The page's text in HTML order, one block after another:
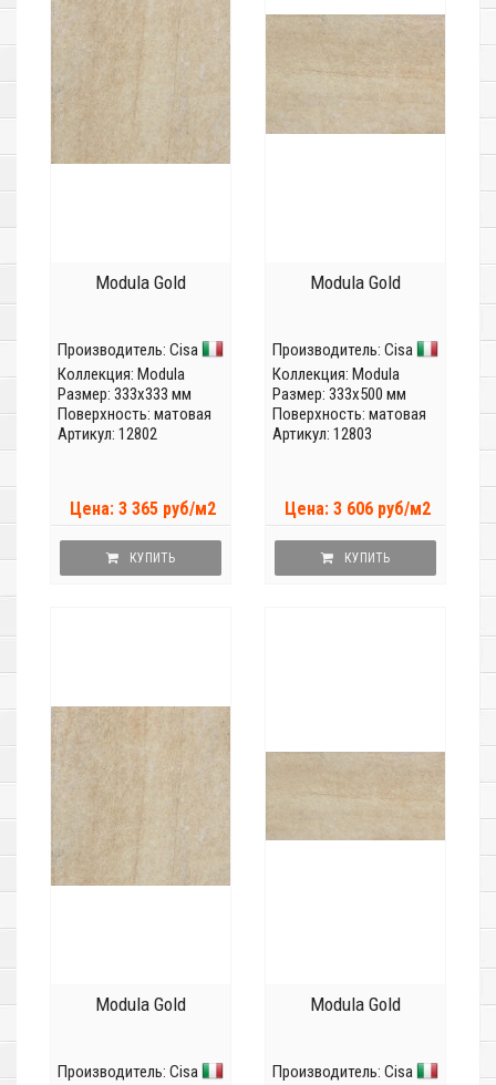
Modula Gold
Производитель: Cisa
Коллекция: Modula
Размер: 333x333 мм
Поверхность: матовая
Артикул: 12802
Цена: 3 365 руб/м2
КУПИТЬ
Modula Gold
Производитель: Cisa
Коллекция: Modula
Размер: 333x500 мм
Поверхность: матовая
Артикул: 12803
Цена: 3 606 руб/м2
КУПИТЬ
Modula Gold
Производитель: Cisa
Modula Gold
Производитель: Cisa